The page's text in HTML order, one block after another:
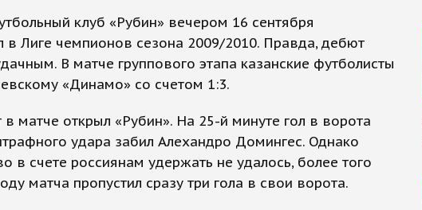
клуб «Рубин» вечером 16 сентября
в Лиге чемпионов сезона 2009/2010. Правда, дебют
В матче группового этапа казанские футболисты
«Динамо» со счетом 1:3.
матче открыл «Рубин». На 25-й минуте гол в ворота
удара забил Алехандро Домингес. Однако
в счете россиянам удержать не удалось, более того
матча пропустил сразу три гола в свои ворота.